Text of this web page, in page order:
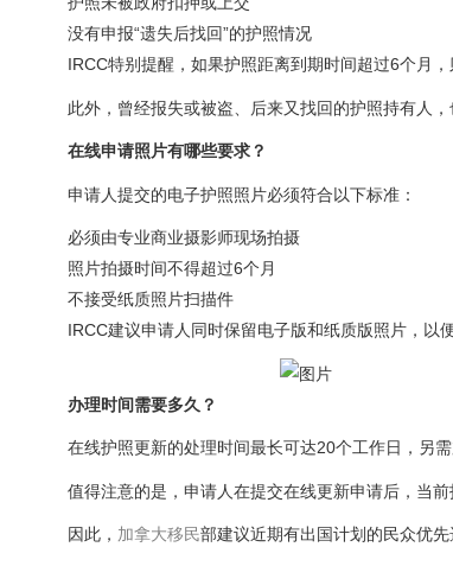
没有申报“遗失后找回”的护照情况
IRCC特别提醒，如果护照距离到期时间超过6个月，
此外，曾经报失或被盗、后来又找回的护照持有人，
在线申请照片有哪些要求？
申请人提交的电子护照照片必须符合以下标准：
必须由专业商业摄影师现场拍摄
照片拍摄时间不得超过6个月
不接受纸质照片扫描件
IRCC建议申请人同时保留电子版和纸质版照片，以
办理时间需要多久？
在线护照更新的处理时间最长可达20个工作日，另需
值得注意的是，申请人在提交在线更新申请后，当前
因此， 加拿大移民部建议近期有出国计划的民众优先